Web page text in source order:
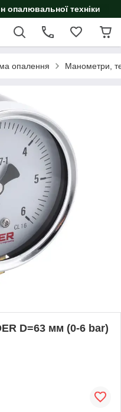
опалювальної техніки
опалення Манометри,
D=63 мм (0-6 bar)